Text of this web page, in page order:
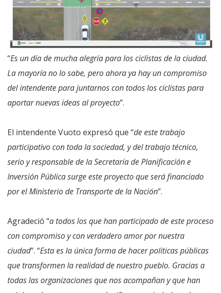
“Es un día de mucha alegría para los ciclistas de la ciudad.
La mayoría no lo sabe, pero ahora ya hay un compromiso
del intendente para juntarnos con todos los ciclistas para
aportar nuevas ideas al proyecto”.
El intendente Vuoto expresó que “de este trabajo
participativo con toda la sociedad, y del trabajo técnico,
serio y responsable de la Secretaría de Planificación e
Inversión Pública surge este proyecto que será financiado
por el Ministerio de Transporte de la Nación”.
Agradeció “a todos los que han participado de este proceso
con compromiso y con verdadero amor por nuestra
ciudad”. “Esta es la única forma de hacer políticas públicas
que transformen la realidad de nuestro pueblo. Gracias a
todas las organizaciones que nos acompañan y que han